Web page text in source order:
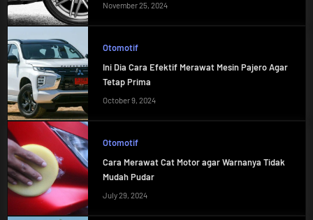
November 25, 2024
Otomotif
Ini Dia Cara Efektif Merawat Mesin Pajero Agar
Tetap Prima
October 9, 2024
Otomotif
Cara Merawat Cat Motor agar Warnanya Tidak
Mudah Pudar
July 29, 2024